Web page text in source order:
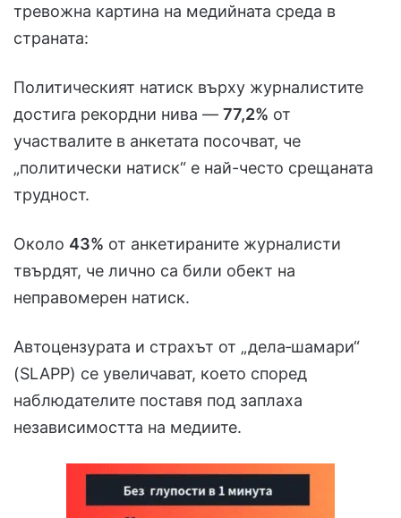
тревожна картина на медийната среда в
страната:
Политическият натиск върху журналистите
достига рекордни нива — 77,2% от
участвалите в анкетата посочват, че
„политически натиск“ е най-често срещаната
трудност.
Около 43% от анкетираните журналисти
твърдят, че лично са били обект на
неправомерен натиск.
Автоцензурата и страхът от „дела‑шамари“
(SLAPP) се увеличават, което според
наблюдателите поставя под заплаха
независимостта на медиите.